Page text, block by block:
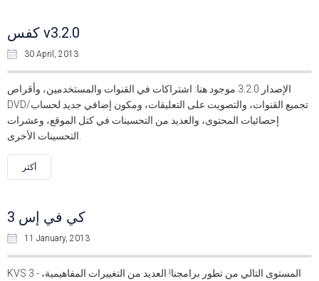
كفس v3.2.0
30 April, 2013
الإصدار 3.2.0 موجود هنا: اشتراكات في القنوات والمستخدمين، وأقراص
DVD/تجميع القنوات، والتصويت على التعليقات، ومكون إضافي جديد لحساب
إحصائيات المحتوى، والعديد من التحسينات في كتل الموقع، وعشرات
أكثر
كي في إس 3
11 January, 2013
KVS 3 - المستوى التالي من تطور برامجنا! العديد من التغييرات المفاهيمية،